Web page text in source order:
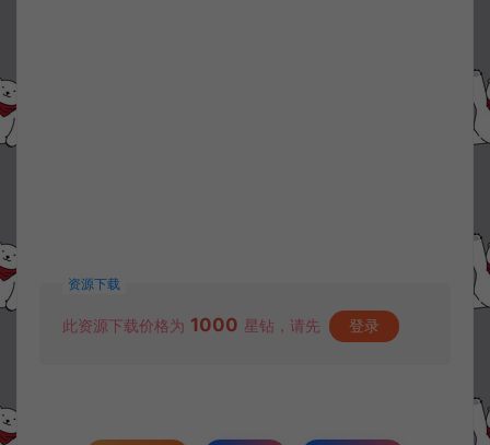
资源下载
此资源下载价格为 1000 星钻，请先 登录